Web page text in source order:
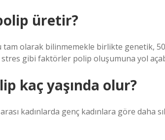
üretir?
olarak bilinmemekle birlikte genetik,
stres gibi faktörler polip oluşumuna yol
kaç yaşında olur?
kadınlarda genç kadınlara göre daha